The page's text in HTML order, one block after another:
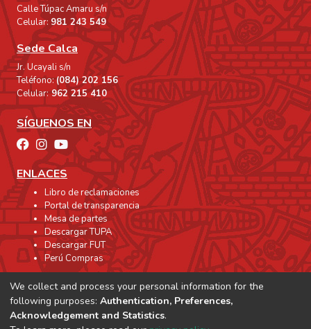
Calle Túpac Amaru s/n
Celular: 981 243 549
Sede Calca
Jr. Ucayali s/n
Teléfono:(084) 202 156
Celular:962 215 410
SÍGUENOS EN
ENLACES
Libro de reclamaciones
Portal de transparencia
Mesa de partes
Descargar TUPA
Descargar FUT
Perú Compras
We collect and process your personal information for the
following purposes: Authentication, Preferences,
Acknowledgement and Statistics.